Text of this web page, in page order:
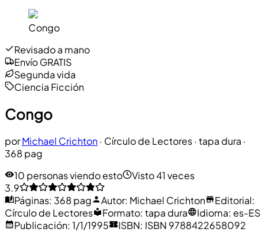
Congo
Revisado a mano
Envío GRATIS
Segunda vida
Ciencia Ficción
Congo
porMichael Crichton· Círculo de Lectores· tapa dura ·
368 pag
10 personas viendo esto
Visto 41 veces
3.9
Páginas: 368 pag Autor: Michael Crichton Editorial:
Círculo de Lectores
Formato: tapa dura Idioma: es-ES
Publicación: 1/1/1995 ISBN: ISBN 9788422658092